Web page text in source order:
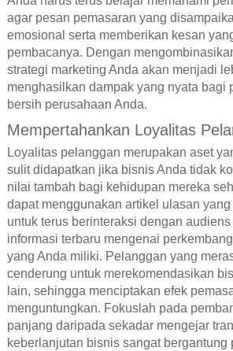
agar pesan pemasaran yang
emosional serta memberikan kesan
pembacanya. Dengan
strategi marketing Anda akan menjadi
menghasilkan dampak yang nyata bagi
bersih perusahaan Anda.
Mempertahankan Loyalitas
Loyalitas pelanggan merupakan aset
sulit didapatkan jika bisnis Anda tidak
nilai tambah bagi kehidupan mereka
dapat menggunakan artikel ulasan
untuk terus berinteraksi dengan
informasi terbaru mengenai
yang Anda miliki. Pelanggan yang
cenderung untuk merekomendasikan
lain, sehingga menciptakan efek
menguntungkan. Fokuslah pada
panjang daripada sekadar mengejar
keberlanjutan bisnis sangat